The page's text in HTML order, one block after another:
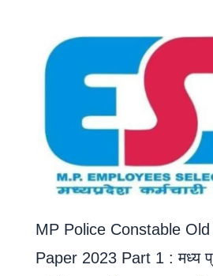
MP Police Constable
Paper 2023 Part 1 : मध्य